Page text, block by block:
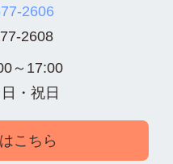
2606
2608
～17:00
・祝日
こちら